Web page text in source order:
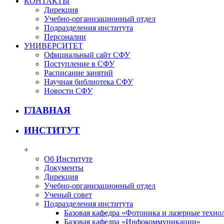
Дирекция
Учебно-организационный отдел
Подразделения института
Персоналии
УНИВЕРСИТЕТ
Официальный сайт СФУ
Поступление в СФУ
Расписание занятий
Научная библиотека СФУ
Новости СФУ
ГЛАВНАЯ
ИНСТИТУТ
+
Об Институте
Документы
Дирекция
Учебно-организационный отдел
Ученый совет
Подразделения института
Базовая кафедра «Фотоника и лазерные
Базовая кафедра «Инфокоммуникации»